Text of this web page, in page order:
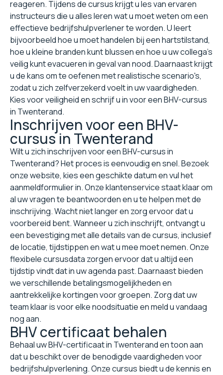
reageren. Tijdens de cursus krijgt u les van ervaren
instructeurs die u alles leren wat u moet weten om een
effectieve bedrijfshulpverlener te worden. U leert
bijvoorbeeld hoe u moet handelen bij een hartstilstand,
hoe u kleine branden kunt blussen en hoe u uw collega's
veilig kunt evacueren in geval van nood. Daarnaast krijgt
u de kans om te oefenen met realistische scenario's,
zodat u zich zelfverzekerd voelt in uw vaardigheden.
Kies voor veiligheid en schrijf u in voor een BHV-cursus
in Twenterand.
Inschrijven voor een BHV-
cursus in Twenterand
Wilt u zich inschrijven voor een BHV-cursus in
Twenterand? Het proces is eenvoudig en snel. Bezoek
onze website, kies een geschikte datum en vul het
aanmeldformulier in. Onze klantenservice staat klaar om
al uw vragen te beantwoorden en u te helpen met de
inschrijving. Wacht niet langer en zorg ervoor dat u
voorbereid bent. Wanneer u zich inschrijft, ontvangt u
een bevestiging met alle details van de cursus, inclusief
de locatie, tijdstippen en wat u mee moet nemen. Onze
flexibele cursusdata zorgen ervoor dat u altijd een
tijdstip vindt dat in uw agenda past. Daarnaast bieden
we verschillende betalingsmogelijkheden en
aantrekkelijke kortingen voor groepen. Zorg dat uw
team klaar is voor elke noodsituatie en meld u vandaag
nog aan.
BHV certificaat behalen
Behaal uw BHV-certificaat in Twenterand en toon aan
dat u beschikt over de benodigde vaardigheden voor
bedrijfshulpverlening. Onze cursus biedt u de kennis en